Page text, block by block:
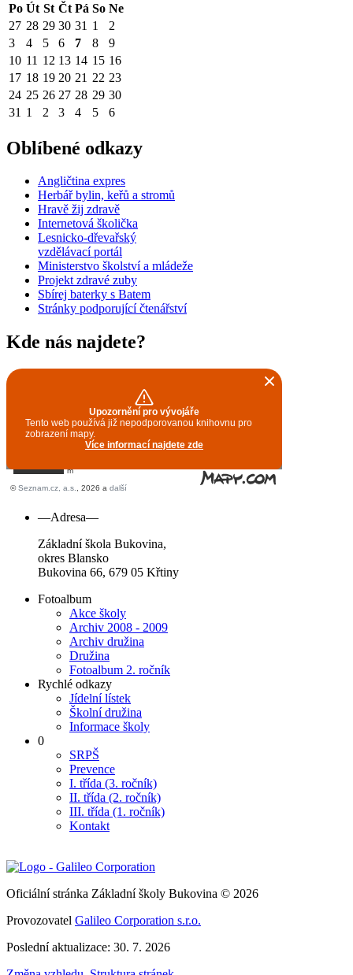
Po Út St Čt Pá So Ne
27 28 29 30 31 1
2
3
4 5 6 7 8
9
10 11 12 13 14 15 16
17 18 19 20 21 22 23
24 25 26 27 28 29 30
31 1 2 3 4 5 6
Oblíbené odkazy
Angličtina expres
Herbář bylin, keřů a stromů
Hravě žij zdravě
Internetová školička
Lesnicko-dřevařský
vzdělávací portál
Ministerstvo školství a mládeže
Projekt zdravé zuby
Sbírej baterky s Batem
Stránky podporující čtenářství
Kde nás najdete?
—Adresa—
Základní škola Bukovina,
okres Blansko
Bukovina 66, 679 05 Křtiny
Fotoalbum
Akce školy
Archiv 2008 - 2009
Archiv družina
Družina
Fotoalbum 2. ročník
Rychlé odkazy
Jídelní lístek
Školní družina
Informace školy
0
SRPŠ
Prevence
I. třída (3. ročník)
II. třída (2. ročník)
III. třída (1. ročník)
Kontakt
Oficiální stránka Základní školy Bukovina © 2026
Provozovatel Galileo Corporation s.r.o.
Poslední aktualizace: 30. 7. 2026